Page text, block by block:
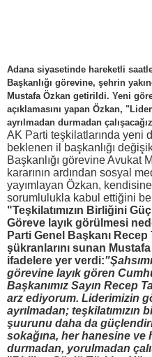
Adana siyasetinde hareketli
Başkanlığı görevine, şehrin
Mustafa Özkan getirildi. Yeni
açıklamasını yapan Özkan,
ayrılmadan durmadan
AK Parti teşkilatlarında yeni
beklenen il başkanlığı
Başkanlığı görevine Avukat
kararının ardından sosyal
yayımlayan Özkan,
sorumlulukla kabul ettiğini
"Teşkilatımızın Birliğini
Göreve layık görülmesi
Parti Genel Başkanı
şükranlarını sunan
ifadelere yer verdi:
görevine layık gören
Başkanımız Sayın Recep
arz ediyorum. Liderimizin
ayrılmadan;
şuurunu daha da
sokağına, her hanesine
durmadan, yorulmadan